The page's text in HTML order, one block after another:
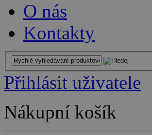
O nás
Kontakty
Přihlásit uživatele
Nákupní košík